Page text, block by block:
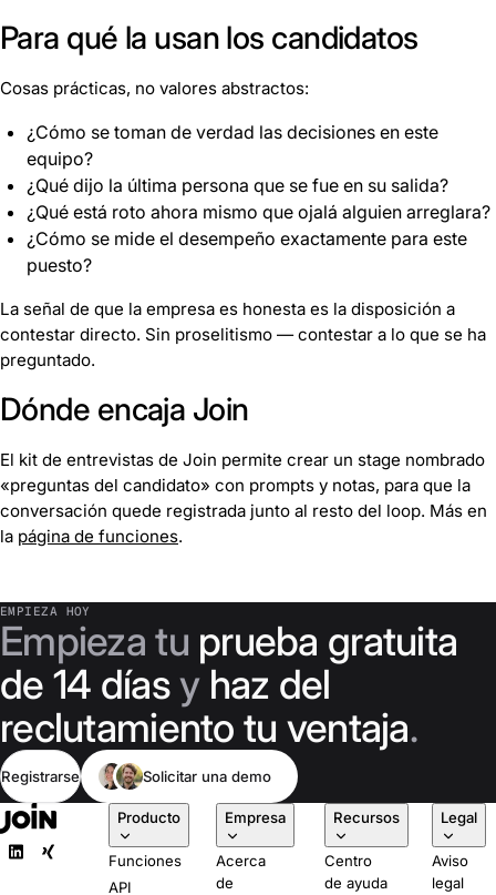
Para qué la usan los candidatos
Cosas prácticas, no valores abstractos:
¿Cómo se toman de verdad las decisiones en este
equipo?
¿Qué dijo la última persona que se fue en su salida?
¿Qué está roto ahora mismo que ojalá alguien arreglara?
¿Cómo se mide el desempeño exactamente para este
puesto?
La señal de que la empresa es honesta es la disposición a
contestar directo. Sin proselitismo — contestar a lo que se ha
preguntado.
Dónde encaja Join
El kit de entrevistas de Join permite crear un stage nombrado
«preguntas del candidato» con prompts y notas, para que la
conversación quede registrada junto al resto del loop. Más en
la página de funciones.
EMPIEZA HOY
Empieza tu prueba gratuita
de 14 díasy haz del
reclutamiento tu ventaja.
Registrarse Solicitar una demo
Producto
Funciones
API
Empresa
Acerca
de
Recursos
Centro
de ayuda
Legal
Aviso
legal